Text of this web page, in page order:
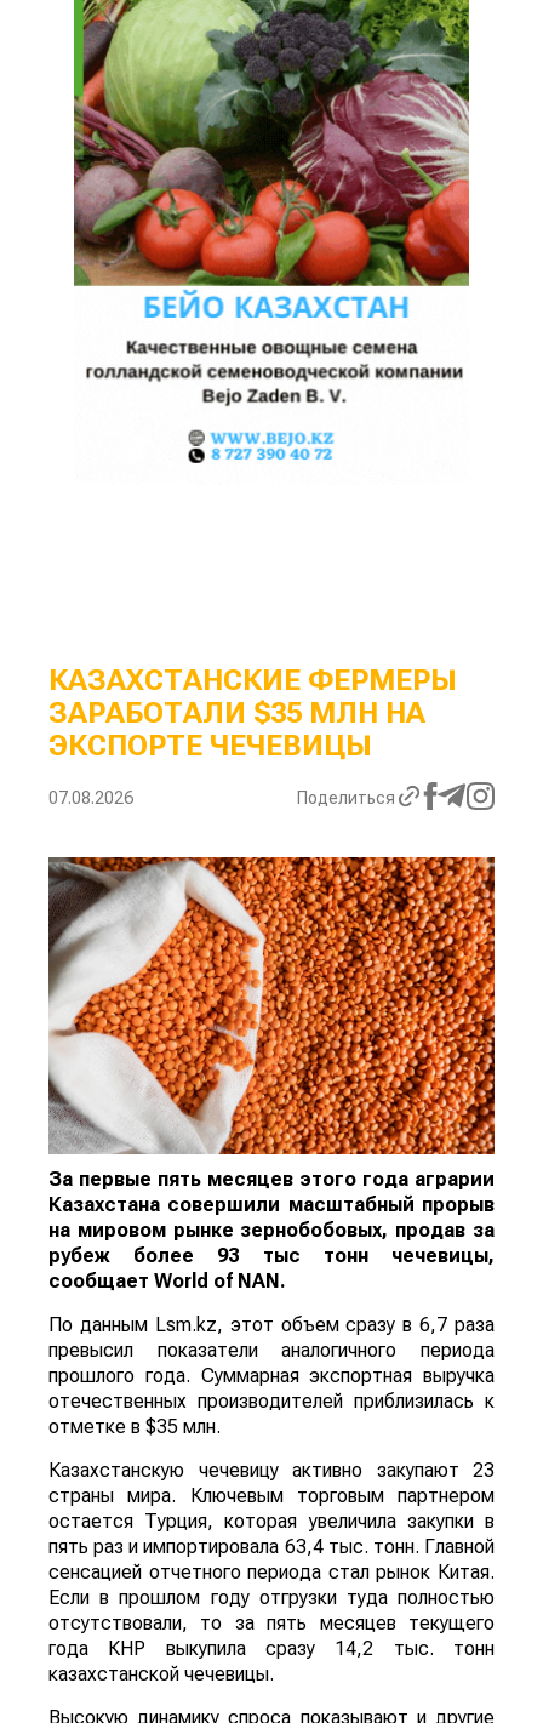
КАЗАХСТАНСКИЕ ФЕРМЕРЫ
ЗАРАБОТАЛИ $35 МЛН НА
ЭКСПОРТЕ ЧЕЧЕВИЦЫ
07.08.2026 Поделиться
За первые пять месяцев этого года аграрии
Казахстана совершили масштабный прорыв
на мировом рынке зернобобовых, продав за
рубеж более 93 тыс тонн чечевицы,
сообщает World of NAN.
По данным Lsm.kz, этот объем сразу в 6,7 раза
превысил показатели аналогичного периода
прошлого года. Суммарная экспортная выручка
отечественных производителей приблизилась к
отметке в $35 млн.
Казахстанскую чечевицу активно закупают 23
страны мира. Ключевым торговым партнером
остается Турция, которая увеличила закупки в
пять раз и импортировала 63,4 тыс. тонн. Главной
сенсацией отчетного периода стал рынок Китая.
Если в прошлом году отгрузки туда полностью
отсутствовали, то за пять месяцев текущего
года КНР выкупила сразу 14,2 тыс. тонн
казахстанской чечевицы.
Высокую динамику спроса показывают и другие